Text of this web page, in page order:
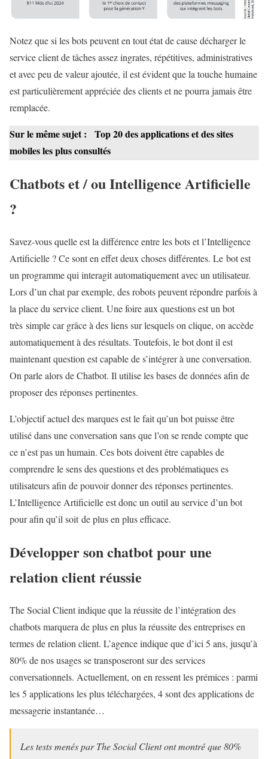
Notez que si les bots peuvent en tout état de cause décharger le
service client de tâches assez ingrates, répétitives, administratives
et avec peu de valeur ajoutée, il est évident que la touche humaine
est particulièrement appréciée des clients et ne pourra jamais être
remplacée.
Sur le même sujet :
Top 20 des applications et des sites
mobiles les plus consultés
Chatbots et / ou Intelligence Artificielle
?
Savez-vous quelle est la différence entre les bots et l’Intelligence
Artificielle ? Ce sont en effet deux choses différentes. Le bot est
un programme qui interagit automatiquement avec un utilisateur.
Lors d’un chat par exemple, des robots peuvent répondre parfois à
la place du service client. Une foire aux questions est un bot
très simple car grâce à des liens sur lesquels on clique, on accède
automatiquement à des résultats. Toutefois, le bot dont il est
maintenant question est capable de s’intégrer à une conversation.
On parle alors de Chatbot. Il utilise les bases de données afin de
proposer des réponses pertinentes.
L’objectif actuel des marques est le fait qu’un bot puisse être
utilisé dans une conversation sans que l’on se rende compte que
ce n’est pas un humain. Ces bots doivent être capables de
comprendre le sens des questions et des problématiques es
utilisateurs afin de pouvoir donner des réponses pertinentes.
L’Intelligence Artificielle est donc un outil au service d’un bot
pour afin qu’il soit de plus en plus efficace.
Développer son chatbot pour une
relation client réussie
The Social Client indique que la réussite de l’intégration des
chatbots marquera de plus en plus la réussite des entreprises en
termes de relation client. L’agence indique que d’ici 5 ans, jusqu’à
80% de nos usages se transposeront sur des services
conversationnels. Actuellement, on en ressent les prémices : parmi
les 5 applications les plus téléchargées, 4 sont des applications de
messagerie instantanée…
Les tests menés par The Social Client ont montré que 80%